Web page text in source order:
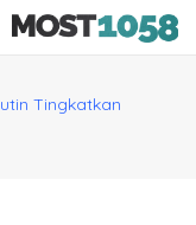
Tingkatkan